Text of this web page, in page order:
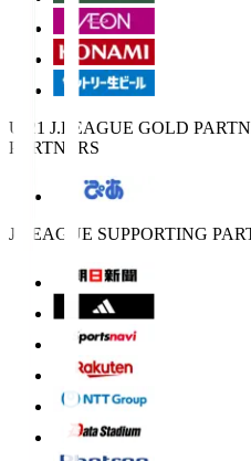
U-21 J.LEAGUE GOLD
PARTNERS
J.LEAGUE SUPPORTING